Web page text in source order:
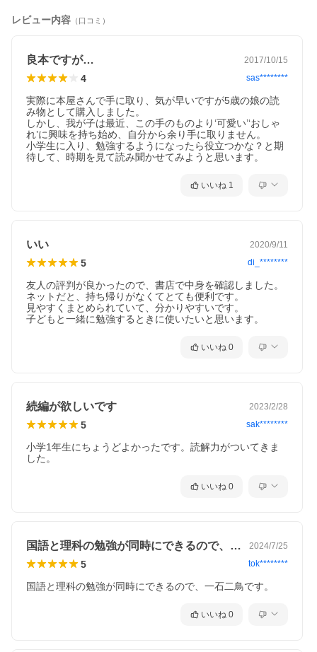
レビュー内容 （口コミ）
良本ですが… 2017/10/15
4 sas********
実際に本屋さんで手に取り、気が早いですが5歳の娘の読
み物として購入しました。
しかし、我が子は最近、この手のものより‘可愛い’‘おしゃ
れ’に興味を持ち始め、自分から余り手に取りません。
小学生に入り、勉強するようになったら役立つかな？と期
待して、時期を見て読み聞かせてみようと思います。
いいね 1
いい 2020/9/11
5 di_********
友人の評判が良かったので、書店で中身を確認しました。
ネットだと、持ち帰りがなくてとても便利です。
見やすくまとめられていて、分かりやすいです。
子どもと一緒に勉強するときに使いたいと思います。
いいね 0
続編が欲しいです 2023/2/28
5 sak********
小学1年生にちょうどよかったです。読解力がついてきま
した。
いいね 0
国語と理科の勉強が同時にできるので、一… 2024/7/25
5 tok********
国語と理科の勉強が同時にできるので、一石二鳥です。
いいね 0